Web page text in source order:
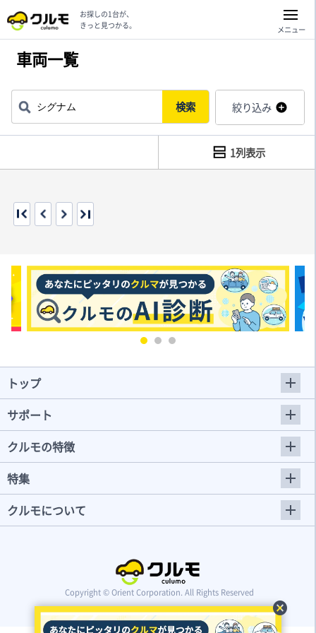
cancel
お探しの1台が、
きっと見つかる。
メニュー
車両一覧
検索 絞り込み
1列表示
トップ
サポート
クルモの特徴
特集
クルモについて
Copyright © Orient Corporation. All Rights Reserved